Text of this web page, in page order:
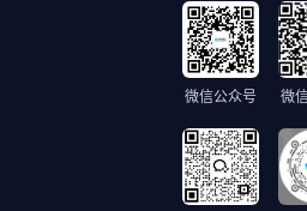
微信公众号 微